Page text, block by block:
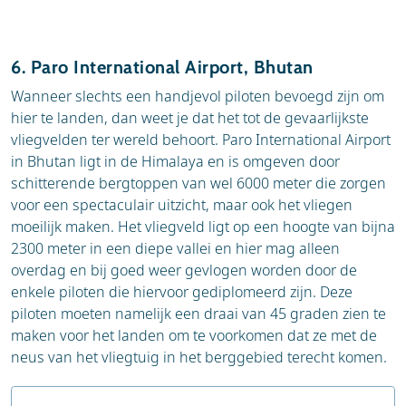
6. Paro International Airport, Bhutan
Wanneer slechts een handjevol piloten bevoegd zijn om
hier te landen, dan weet je dat het tot de gevaarlijkste
vliegvelden ter wereld behoort. Paro International Airport
in Bhutan ligt in de Himalaya en is omgeven door
schitterende bergtoppen van wel 6000 meter die zorgen
voor een spectaculair uitzicht, maar ook het vliegen
moeilijk maken. Het vliegveld ligt op een hoogte van bijna
2300 meter in een diepe vallei en hier mag alleen
overdag en bij goed weer gevlogen worden door de
enkele piloten die hiervoor gediplomeerd zijn. Deze
piloten moeten namelijk een draai van 45 graden zien te
maken voor het landen om te voorkomen dat ze met de
neus van het vliegtuig in het berggebied terecht komen.